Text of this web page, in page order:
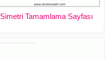
Simetri Tamamlama Sayfası